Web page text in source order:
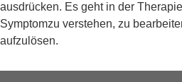
ausdrücken. Es geht in der
Symptomzu verstehen, zu
aufzulösen.